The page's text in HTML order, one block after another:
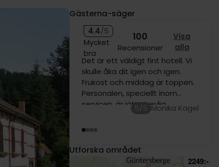
Gästerna-säger
4.4/5
Mycket
bra
100
Recensioner
Visa
alla
Alla är mycket vänliga.
Fantastisk mat. Kommer gärna
tillbaka!
5/5
Utforska området1249:-
2249:-
1099:-
1379:-
1229:-
1289:-